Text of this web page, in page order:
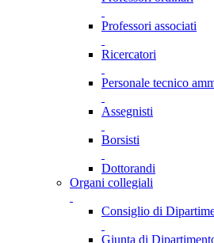
Professori associati
Ricercatori
Personale tecnico
Assegnisti
Borsisti
Dottorandi
Organi collegiali
Consiglio di
Giunta di